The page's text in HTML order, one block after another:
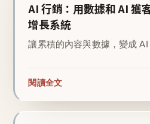
AI 行銷：用數據和 AI 獲
增長系統
讓累積的內容與數據，變成 AI
閱讀全文